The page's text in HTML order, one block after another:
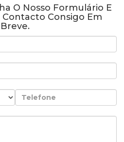
O Nosso Formulário E
Consigo Em
Breve.